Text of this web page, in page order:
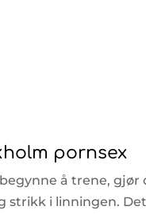
pornsex
å trene,
strikk i linningen.